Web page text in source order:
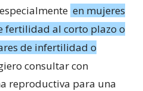
en mujeres
fertilidad al corto plazo o
de infertilidad o
consultar con
reproductiva para una